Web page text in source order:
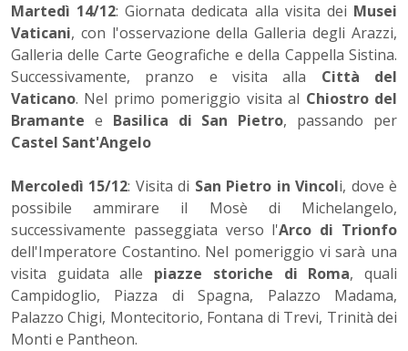
Martedì 14/12: Giornata dedicata alla visita dei Musei
Vaticani, con l'osservazione della Galleria degli Arazzi,
Galleria delle Carte Geografiche e della Cappella Sistina.
Successivamente, pranzo e visita alla Città del
Vaticano. Nel primo pomeriggio visita al Chiostro del
Bramante e Basilica di San Pietro, passando per
Castel Sant'Angelo
Mercoledì 15/12: Visita di San Pietro in Vincoli, dove è
possibile ammirare il Mosè di Michelangelo,
successivamente passeggiata verso l'Arco di Trionfo
dell'Imperatore Costantino. Nel pomeriggio vi sarà una
visita guidata alle piazze storiche di Roma, quali
Campidoglio, Piazza di Spagna, Palazzo Madama,
Palazzo Chigi, Montecitorio, Fontana di Trevi, Trinità dei
Monti e Pantheon.